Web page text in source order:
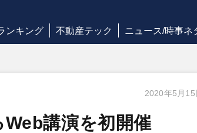
ンキング 不動産テック ニュース/時事ネ
2020年5月15
講演を初開催